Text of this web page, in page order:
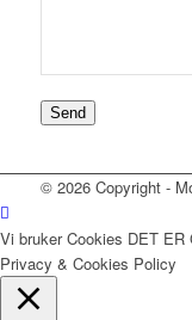
Send
© 2026 Copyright -
Vi bruker Cookies DET ER
Privacy & Cookies Policy